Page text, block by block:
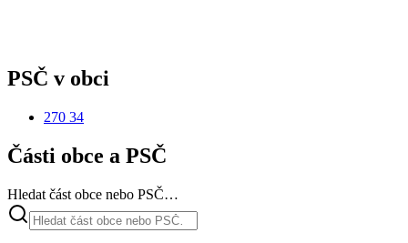
PSČ v obci
270 34
Části obce a PSČ
Hledat část obce nebo PSČ…